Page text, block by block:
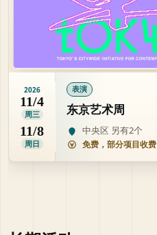
2026
11/4
周三
11/8
周日
表演
东京艺术周
中央区 另有2个
免费，部分项目收费